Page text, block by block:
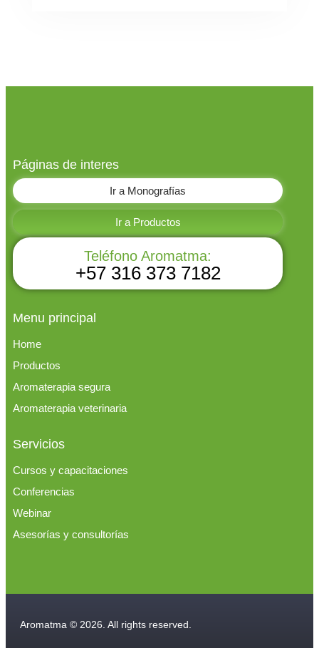
Páginas de interes
Ir a Monografías
Ir a Productos
Teléfono Aromatma:
+57 316 373 7182
Menu principal
Home
Productos
Aromaterapia segura
Aromaterapia veterinaria
Servicios
Cursos y capacitaciones
Conferencias
Webinar
Asesorías y consultorías
Aromatma © 2026. All rights reserved.